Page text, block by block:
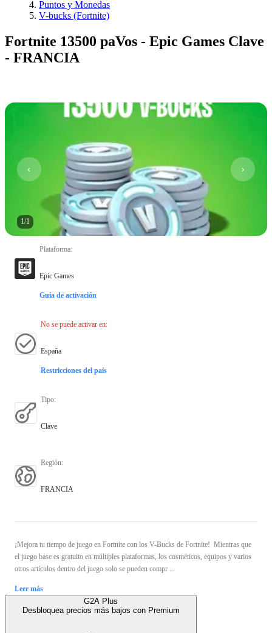
Puntos y Monedas
V-bucks (Fortnite)
Fortnite 13500 paVos - Epic Games Clave
- FRANCIA
1/1
Plataforma:
Epic Games
Guía de activación
No se puede activar en:
España
Restricciones del país
Tipo:
Clave
Región:
FRANCIA
¡Mejora tu tiempo de juego en Fortnite con los V-Bucks de Fortnite! Mientras que
el juego base es gratuito en múltiples plataformas, los cosméticos, equipos y varios
otros artículos dentro del juego solo se pueden compr ...
Leer más
G2A Plus
Desbloquea precios más bajos con Premium